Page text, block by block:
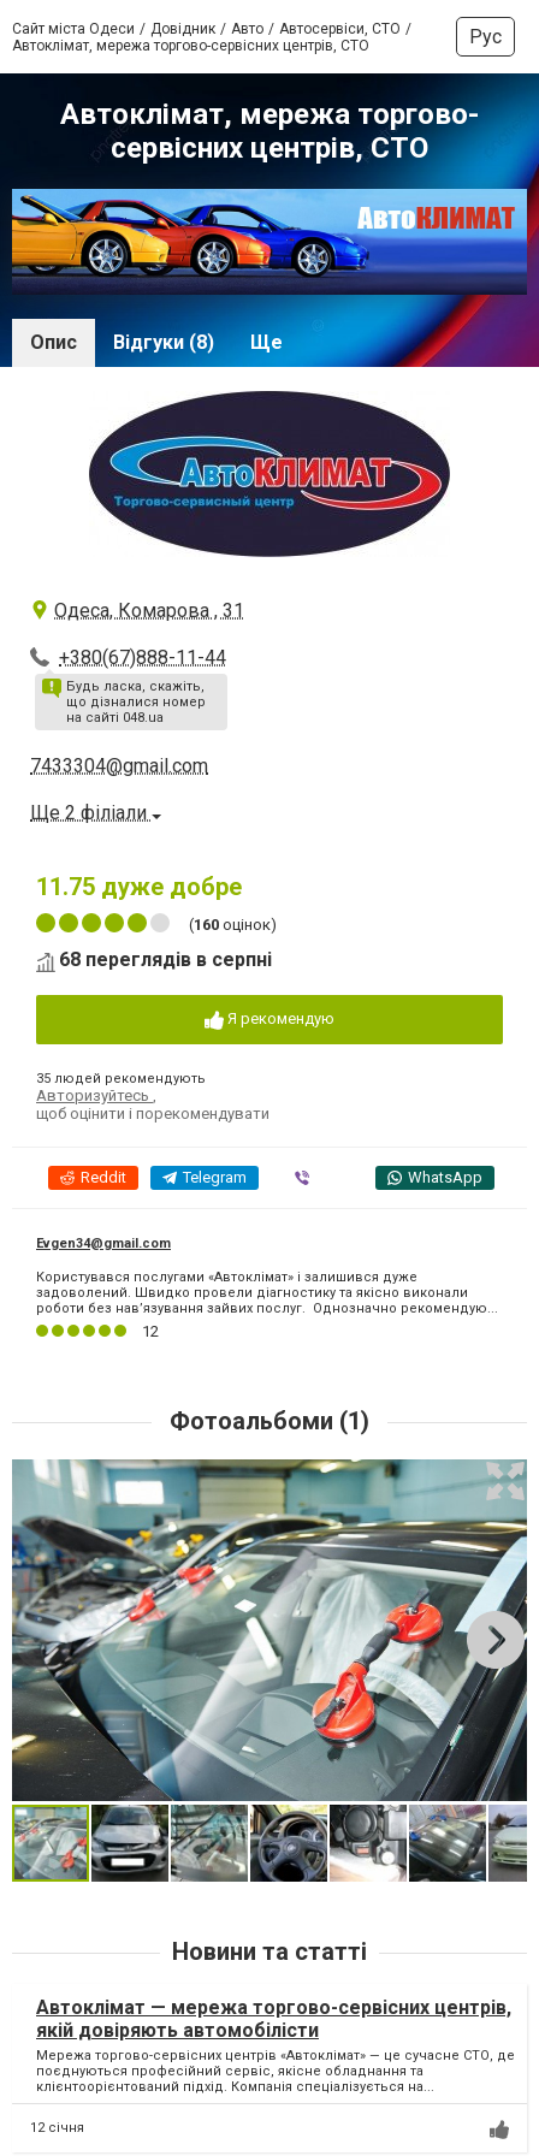
Сайт міста Одеси Довідник Авто
Автосервіси, СТО
Автоклімат, мережа торгово-сервісних центрів, СТО
Рус
Автоклімат, мережа торгово-
сервісних центрів, СТО
Опис Відгуки (8) Ще
Одеса, Комарова , 31
+380(67)888-11-44
Будь ласка, скажіть,
що дізналися номер
на сайті 048.ua
7433304@gmail.com
Ще 2 філіали
11.75 дуже добре
(160 оцінок)
68 переглядів в серпні
Я рекомендую
35 людей рекомендують
Авторизуйтесь
щоб оцінити і порекомендувати
Reddit Telegram WhatsApp
Evgen34@gmail.com
Користувався послугами «Автоклімат» і залишився дуже
задоволений. Швидко провели діагностику та якісно виконали
роботи без нав’язування зайвих послуг. Однозначно рекомендую...
12
Фотоальбоми (1)
Новини та статті
Автоклімат — мережа торгово-сервісних центрів,
якій довіряють автомобілісти
Мережа торгово-сервісних центрів «Автоклімат» — це сучасне СТО, де
поєднуються професійний сервіс, якісне обладнання та
клієнтоорієнтований підхід. Компанія спеціалізується на...
12 січня